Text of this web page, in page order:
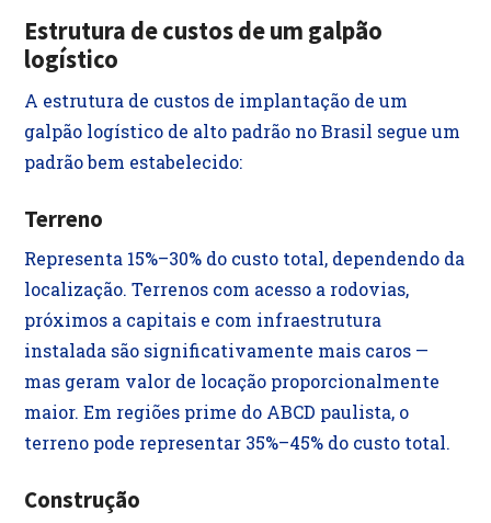
Estrutura de custos de um galpão
logístico
A estrutura de custos de implantação de um
galpão logístico de alto padrão no Brasil segue um
padrão bem estabelecido:
Terreno
Representa 15%–30% do custo total, dependendo da
localização. Terrenos com acesso a rodovias,
próximos a capitais e com infraestrutura
instalada são significativamente mais caros —
mas geram valor de locação proporcionalmente
maior. Em regiões prime do ABCD paulista, o
terreno pode representar 35%–45% do custo total.
Construção